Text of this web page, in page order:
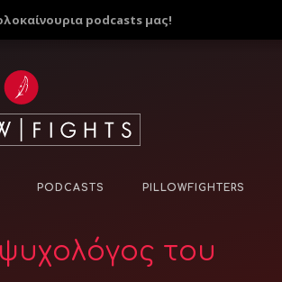
podcasts μας!
PODCASTS PILLOWFIGHTERS
του